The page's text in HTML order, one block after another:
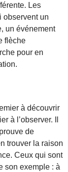
Les
observent un
un événement
flèche
pour en
à découvrir
à l’observer. Il
de
trouver la raison
Ceux qui sont
son exemple : à